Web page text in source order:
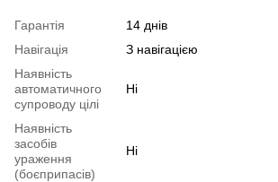
Гарантія
14 днів
Навігація
З навігацією
Наявність
автоматичного
супроводу цілі
Ні
Наявність
засобів
ураження
(боєприпасів)
Ні